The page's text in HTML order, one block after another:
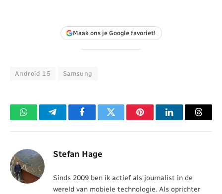
Maak ons je Google favoriet!
Android 15 Samsung
WhatsAppTelegramFacebookTwitter PinterestLinkedIn
Stefan Hage
Sinds 2009 ben ik actief als journalist in de
wereld van mobiele technologie. Als oprichter